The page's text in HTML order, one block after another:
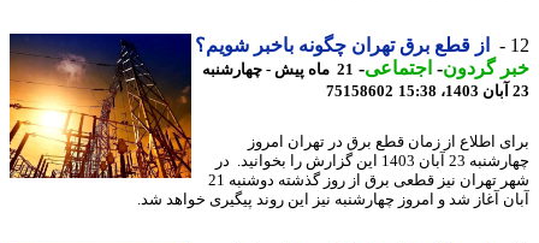
از قطع برق تهران چگونه باخبر شویم؟
گردون-اجتماعی-
21 ماه پیش - چهارشنبه
75158602
اطلاع از زمان قطع برق در تهران امروز
چهارشنبه 23 آبان 1403 این گزارش را بخوانید. در
شهر تهران نیز قطعی برق از روز گذشته دوشنبه 21
آغاز شد و امروز چهارشنبه نیز این روند پیگیری خواهد شد.